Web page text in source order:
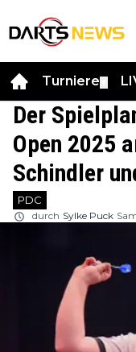
Turniere
Der
Open 2025
Schindler
PDC
durch Sylke Puck